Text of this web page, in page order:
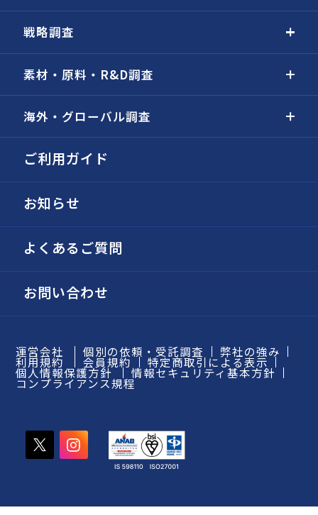
戦略調査
素材・原料・R&D調査
海外・グローバル調査
ご利用ガイド
お知らせ
よくあるご質問
お問い合わせ
運営会社 個別の依頼・受託調査 弊社の強み
利用規約 会員規約 特定商取引による表示
個人情報保護方針 情報セキュリティ基本方針
コンプライアンス規程